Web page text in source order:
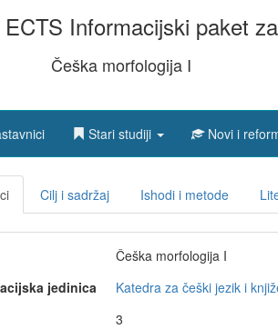
ECTS Informacijski paket
Češka morfologija I
Stari studiji Novi i
Cilj i sadržaj Ishodi i metode
Češka morfologija I
jedinica
Katedra za češki jezik i
3